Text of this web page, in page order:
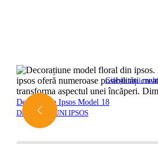
Citește mai mult
Decorațiune Ipsos Model 18
DECORATIUNI IPSOS